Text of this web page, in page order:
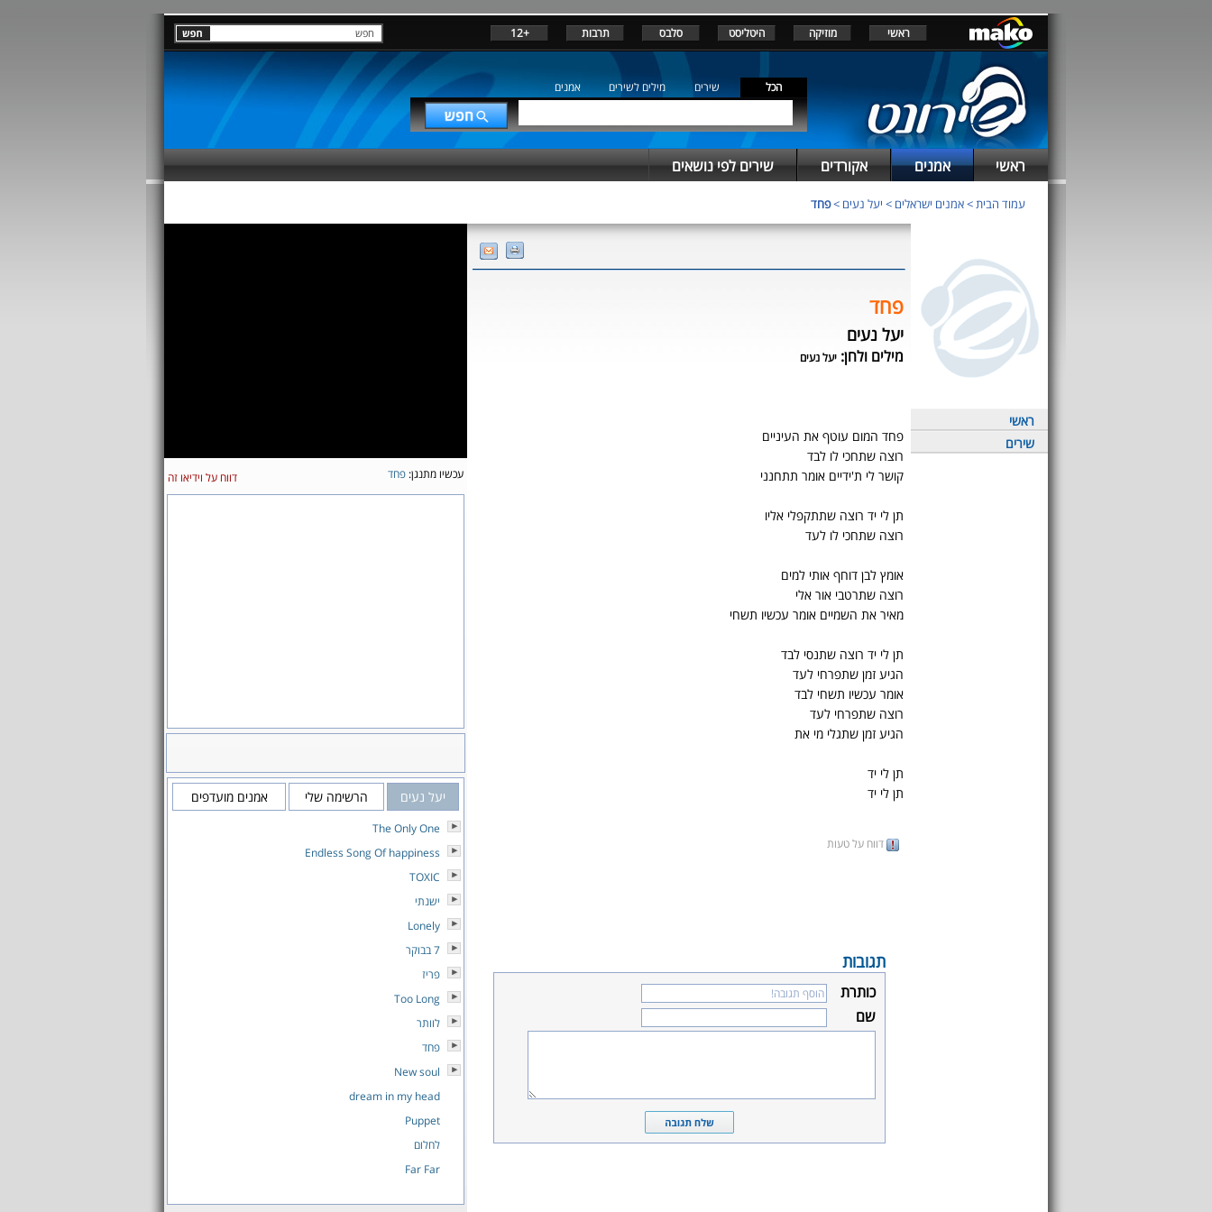
ראשי מוזיקה היטליסט סלבס תרבות +12
הכל שירים מילים לשירים אמנים
ראשי אמנים אקורדים שירים לפי נושאים
עמוד הבית>אמנים ישראלים > יעל נעים >פחד
ראשי
שירים
פחד
יעל נעים
מילים ולחן: יעל נעים
פחד המום עוטף את העיניים
רוצה שתחכי לו לבד
קושר לי ת'ידיים אומר תתחנני
תן לי יד רוצה שתתקפלי אליו
רוצה שתחכי לו לעד
אומץ לבן דוחף אותי למים
רוצה שתרטבי אור אלי
מאיר את השמיים אומר עכשיו תשחי
תן לי יד רוצה שתנסי לבד
הגיע זמן שתפרחי לעד
אומר עכשיו תשחי לבד
רוצה שתפרחי לעד
הגיע זמן שתגלי מי את
תן לי יד
תן לי יד
דווח על טעות
תגובות
כותרת
שם
עכשיו מתנגן: פחד דווח על וידיאו זה
יעל נעים הרשימה שלי אמנים מועדפים
The Only One
Endless Song Of happiness
TOXIC
ישנתי
Lonely
7 בבוקר
פריז
Too Long
לוותר
פחד
New soul
dream in my head
Puppet
לחלום
Far Far